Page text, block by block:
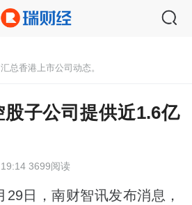
总香港上市公司动态。
子公司提供近1.6亿
3699阅读
29日，南财智讯发布消息，